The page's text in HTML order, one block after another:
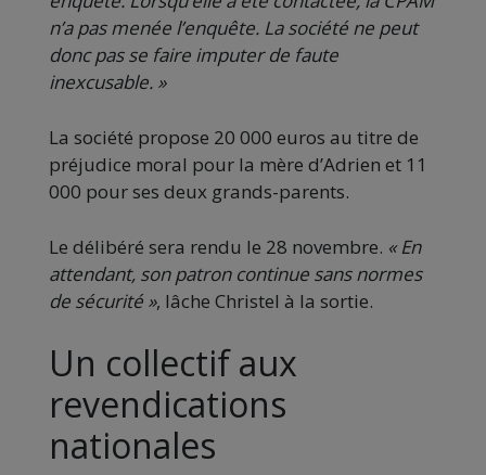
n’a pas menée l’enquête. La société ne peut
donc pas se faire imputer de faute
inexcusable. »
La société propose 20 000 euros au titre de
préjudice moral pour la mère d’Adrien et 11
000 pour ses deux grands-parents.
Le délibéré sera rendu le 28 novembre. « En
attendant, son patron continue sans normes
de sécurité », lâche Christel à la sortie.
Un collectif aux
revendications
nationales